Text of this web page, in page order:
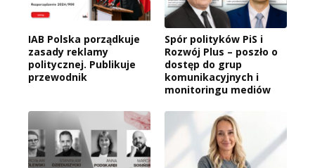
IAB Polska porządkuje
zasady reklamy
politycznej. Publikuje
przewodnik
Spór polityków PiS i
Rozwój Plus – poszło o
dostęp do grup
komunikacyjnych i
monitoringu mediów